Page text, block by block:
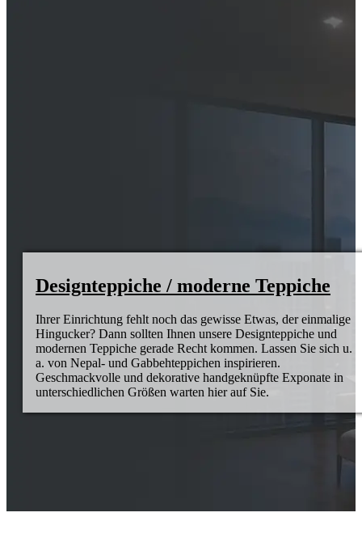
Designteppiche / moderne Teppiche
Ihrer Einrichtung fehlt noch das gewisse Etwas, der einmalige
Hingucker? Dann sollten Ihnen unsere Designteppiche und
modernen Teppiche gerade Recht kommen. Lassen Sie sich u.
a. von Nepal- und Gabbehteppichen inspirieren.
Geschmackvolle und dekorative handgeknüpfte Exponate in
unterschiedlichen Größen warten hier auf Sie.